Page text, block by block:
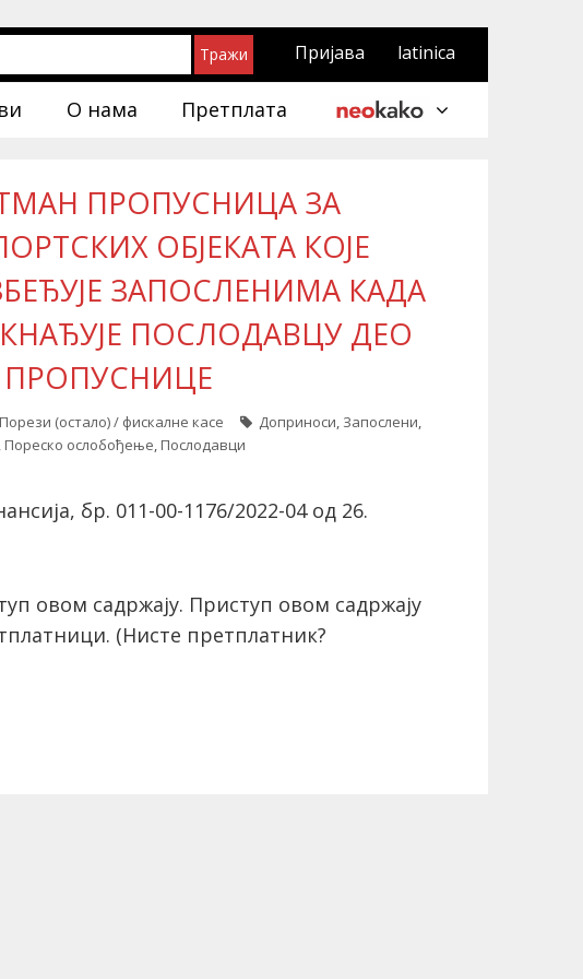
Пријава latinica
О нама Претплата
ПРОПУСНИЦА ЗА
ОБЈЕКАТА КОЈЕ
ЗАПОСЛЕНИМА КАДА
ПОСЛОДАВЦУ ДЕО
ПРОПУСНИЦЕ
Порези (остало) / фискалне касе Доприноси, Запослени,
, Пореско ослобођење, Послодавци
бр. 011-00-1176/2022-04 од 26.
овом садржају. Приступ овом садржају
(Нисте претплатник?